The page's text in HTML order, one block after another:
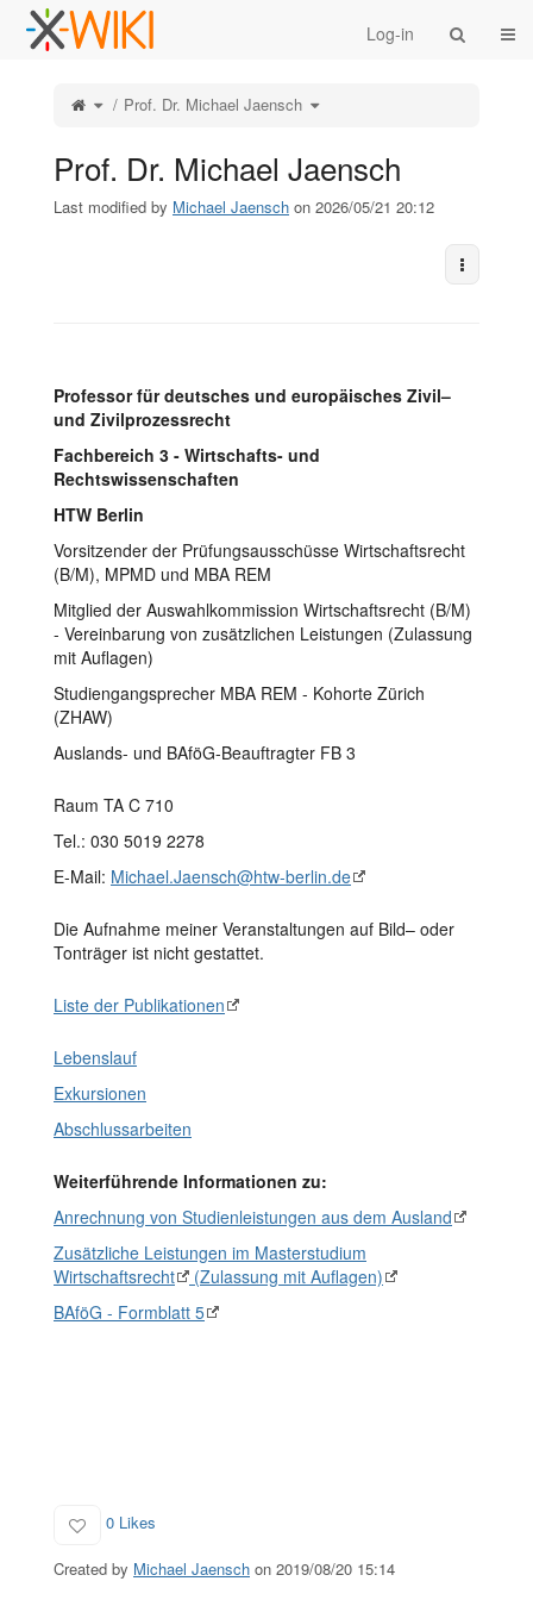
Home
Log-in
Toggle
theparent
Michael
Jaensch.
Prof. Dr. Michael Jaensch Toggle
the
Michael
Jaensch.
Prof. Dr. Michael Jaensch
Last modified by Michael Jaensch on 2026/05/21 20:12
More
Professor für deutsches und europäisches Zivil–
und Zivilprozessrecht
Fachbereich 3 - Wirtschafts- und
Rechtswissenschaften
HTW Berlin
Vorsitzender der Prüfungsausschüsse Wirtschaftsrecht
(B/M), MPMD und MBA REM
Mitglied der Auswahlkommission Wirtschaftsrecht (B/M)
- Vereinbarung von zusätzlichen Leistungen (Zulassung
mit Auflagen)
Studiengangsprecher MBA REM - Kohorte Zürich
(ZHAW)
Auslands- und BAföG-Beauftragter FB 3
Raum TA C 710
Tel.: 030 5019 2278
E-Mail: Michael.Jaensch@htw-berlin.de
Die Aufnahme meiner Veranstaltungen auf Bild– oder
Tonträger ist nicht gestattet.
Liste der Publikationen
Lebenslauf
Exkursionen
Abschlussarbeiten
Weiterführende Informationen zu:
Anrechnung von Studienleistungen aus dem Ausland
Zusätzliche Leistungen im Masterstudium
Wirtschaftsrecht
(Zulassung mit Auflagen)
BAföG - Formblatt 5
0 Likes
Created by Michael Jaensch on 2019/08/20 15:14